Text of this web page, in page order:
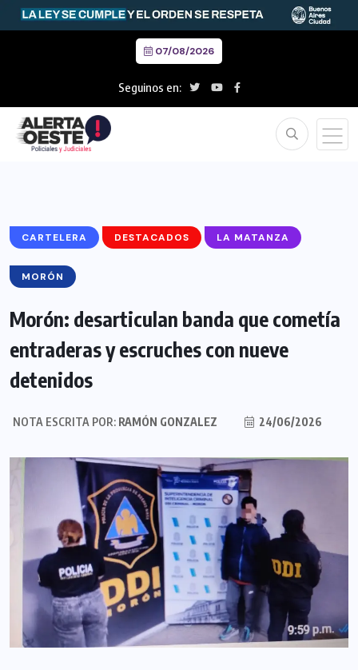
07/08/2026
Seguinos en:
CARTELERA DESTACADOS LA MATANZA
MORÓN
Morón: desarticulan banda que cometía
entraderas y escruches con nueve
detenidos
NOTA ESCRITA POR:RAMÓN GONZALEZ 24/06/2026